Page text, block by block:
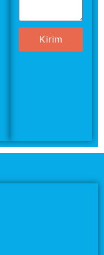
Kirim